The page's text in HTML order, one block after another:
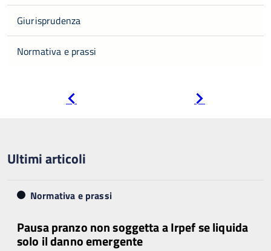
Giurisprudenza
Normativa e prassi
Ultimi articoli
Normativa e prassi
Pausa pranzo non soggetta a Irpef se liquida
solo il danno emergente